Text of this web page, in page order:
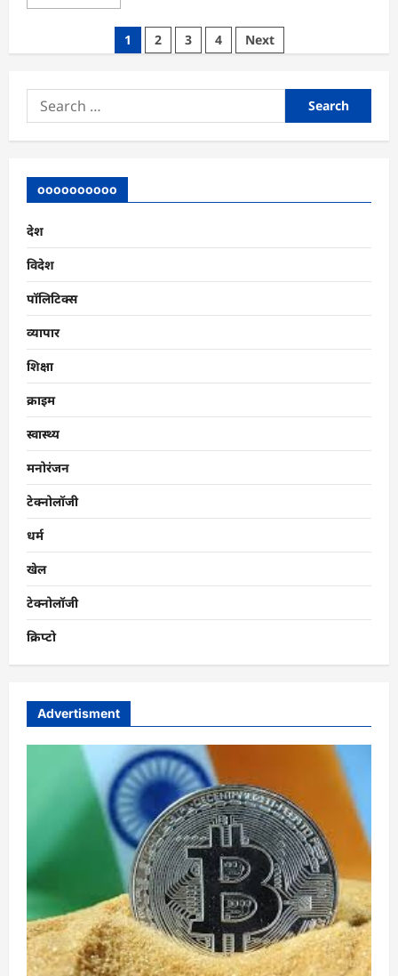
more
सुबह
बजे
बदलाव
में
1 2 3 4 Next
Search
for:
oooooooooo
देश
विदेश
पॉलिटिक्स
व्यापार
शिक्षा
क्राइम
स्वास्थ्य
मनोरंजन
टेक्नोलॉजी
धर्म
खेल
टेक्नोलॉजी
क्रिप्टो
Advertisment